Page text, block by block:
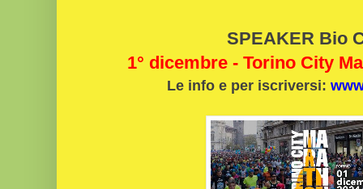
SPEAKER Bio
1° dicembre - Torino City
Le info e per iscriversi: